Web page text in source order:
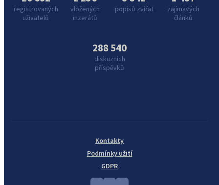
registrovaných
uživatelů
vložených
inzerátů
popisů zvířat
zajímavých
článků
288 540
diskuzních
příspěvků
Kontakty
Podmínky užití
GDPR